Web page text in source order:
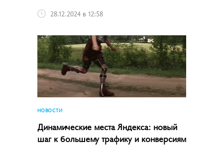
28.12.2024 в 12:58
НОВОСТИ
Динамические места Яндекса: новый
шаг к большему трафику и конверсиям